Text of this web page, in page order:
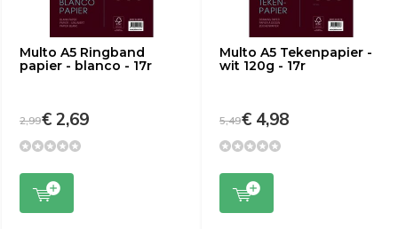
Multo A5 Ringband
papier - blanco - 17r
2,99€ 2,69
Multo A5 Tekenpapier -
wit 120g - 17r
5,49€ 4,98